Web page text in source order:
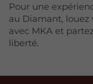
Pour une
au Diamant,
avec MKA et
liberté.